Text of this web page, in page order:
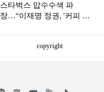
스타벅스 압수수색 파
장…“이재명 정권, '커피 한
copyright